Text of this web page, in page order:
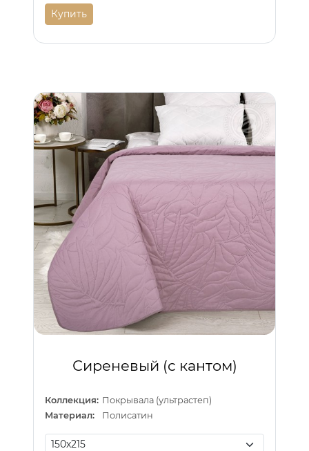
Купить
Сиреневый (с кантом)
Коллекция: Покрывала (ультрастеп)
Материал:
Полисатин